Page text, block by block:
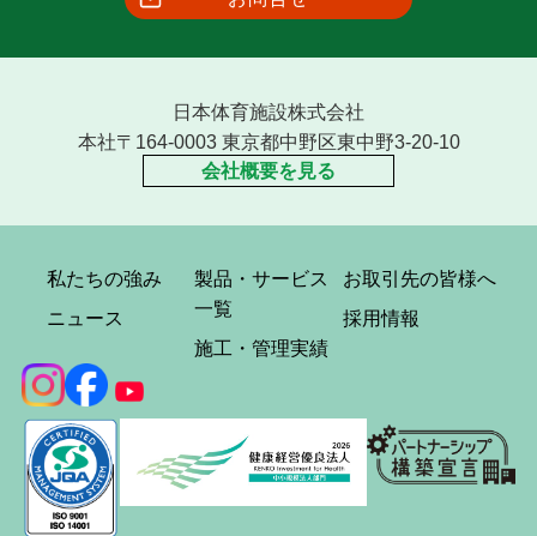
日本体育施設株式会社
本社〒164-0003 東京都中野区東中野3-20-10
会社概要を見る
私たちの強み
ニュース
製品・サービス
一覧
施工・管理実績
お取引先の皆様へ
採用情報